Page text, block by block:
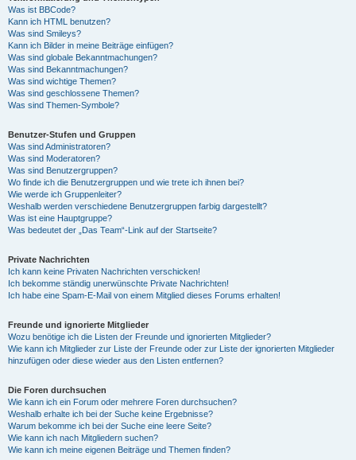
Was ist BBCode?
Kann ich HTML benutzen?
Was sind Smileys?
Kann ich Bilder in meine Beiträge einfügen?
Was sind globale Bekanntmachungen?
Was sind Bekanntmachungen?
Was sind wichtige Themen?
Was sind geschlossene Themen?
Was sind Themen-Symbole?
Benutzer-Stufen und Gruppen
Was sind Administratoren?
Was sind Moderatoren?
Was sind Benutzergruppen?
Wo finde ich die Benutzergruppen und wie trete ich ihnen bei?
Wie werde ich Gruppenleiter?
Weshalb werden verschiedene Benutzergruppen farbig dargestellt?
Was ist eine Hauptgruppe?
Was bedeutet der „Das Team“-Link auf der Startseite?
Private Nachrichten
Ich kann keine Privaten Nachrichten verschicken!
Ich bekomme ständig unerwünschte Private Nachrichten!
Ich habe eine Spam-E-Mail von einem Mitglied dieses Forums erhalten!
Freunde und ignorierte Mitglieder
Wozu benötige ich die Listen der Freunde und ignorierten Mitglieder?
Wie kann ich Mitglieder zur Liste der Freunde oder zur Liste der ignorierten Mitglieder
hinzufügen oder diese wieder aus den Listen entfernen?
Die Foren durchsuchen
Wie kann ich ein Forum oder mehrere Foren durchsuchen?
Weshalb erhalte ich bei der Suche keine Ergebnisse?
Warum bekomme ich bei der Suche eine leere Seite?
Wie kann ich nach Mitgliedern suchen?
Wie kann ich meine eigenen Beiträge und Themen finden?